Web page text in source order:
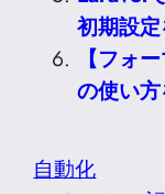
初期設
【フォ
の使い
自動化